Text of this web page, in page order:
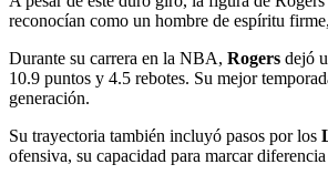
reconocían como un hombre de espíritu
Durante su carrera en la NBA, Rogers dejó
10.9 puntos y 4.5 rebotes. Su mejor
generación.
Su trayectoria también incluyó pasos por los
ofensiva, su capacidad para marcar